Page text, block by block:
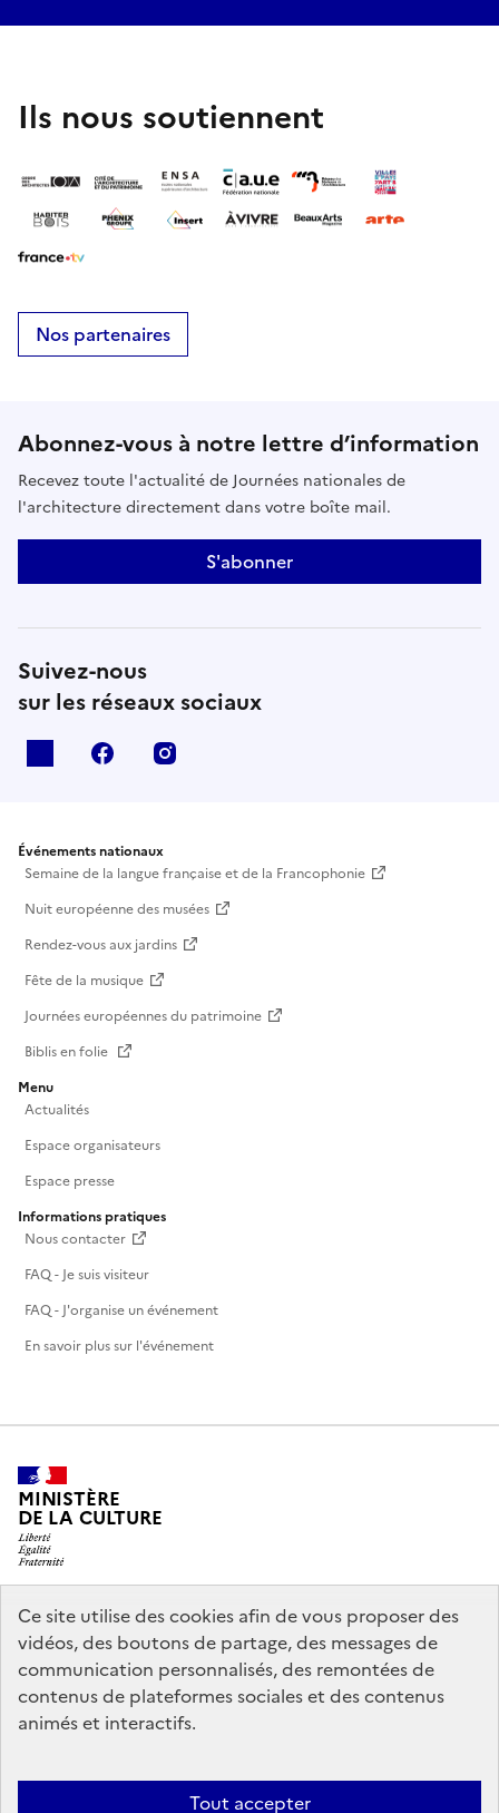
Ce site utilise des cookies afin de vous proposer des
vidéos, des boutons de partage, des messages de
communication personnalisés, des remontées de
contenus de plateformes sociales et des contenus
animés et interactifs.
Tout accepter
Ils nous soutiennent
Nos partenaires
Abonnez-vous à notre lettre d’information
Recevez toute l'actualité de Journées nationales de
l'architecture directement dans votre boîte mail.
S'abonner
Suivez-nous
sur les réseaux sociaux
facebook
Événements nationaux
Semaine de la langue française et de la Francophonie
Nuit européenne des musées
Rendez-vous aux jardins
Fête de la musique
Journées européennes du patrimoine
Biblis en folie
Menu
Actualités
Espace organisateurs
Espace presse
Informations pratiques
Nous contacter
FAQ - Je suis visiteur
FAQ - J'organise un événement
En savoir plus sur l'événement
MINISTÈRE
DE LA CULTURE
legifrance.gouv.fr
info.gouv.fr
service-public.gouv.fr
data.gouv.fr
Nous contacter Mentions légales
Politique générale de protection